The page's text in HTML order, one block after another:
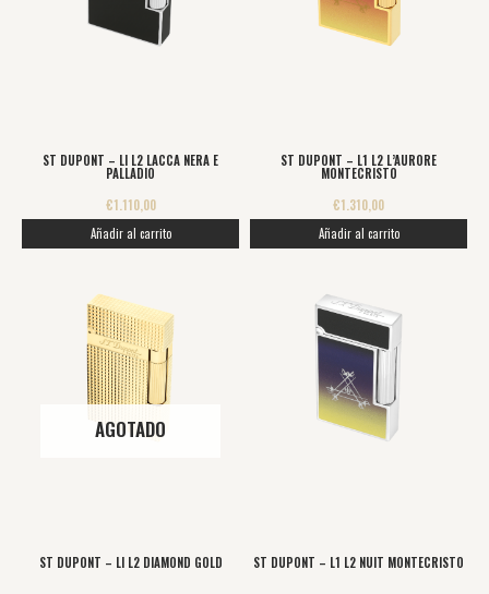
ST DUPONT – LI L2 LACCA NERA E
PALLADIO
€1.110,00
Añadir al carrito
ST DUPONT – L1 L2 L’AURORE
MONTECRISTO
€1.310,00
Añadir al carrito
AGOTADO
ST DUPONT – LI L2 DIAMOND GOLD ST DUPONT – L1 L2 NUIT MONTECRISTO